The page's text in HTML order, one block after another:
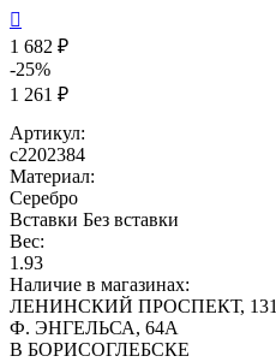

1 682 ₽
-25%
1 261 ₽
Артикул:
с2202384
Материал:
Серебро
Вставки Без вставки
Вес:
1.93
Наличие в магазинах:
ЛЕНИНСКИЙ ПРОСПЕКТ, 131
Ф. ЭНГЕЛЬСА, 64А
В БОРИСОГЛЕБСКЕ